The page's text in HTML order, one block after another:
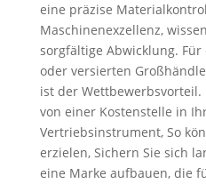
eine präzise
Maschinenexzellenz,
sorgfältige Abwicklung.
oder versierten
ist der
von einer Kostenstelle in
Vertriebsinstrument, So
erzielen, Sichern Sie sich
eine Marke aufbauen, die